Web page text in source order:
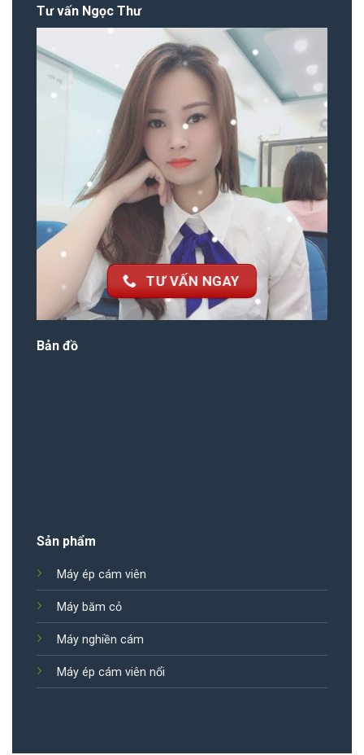
Tư vấn Ngọc Thư
TƯ VẤN NGAY
Bản đồ
Sản phẩm
Máy ép cám viên
Máy băm cỏ
Máy nghiền cám
Máy ép cám viên nổi